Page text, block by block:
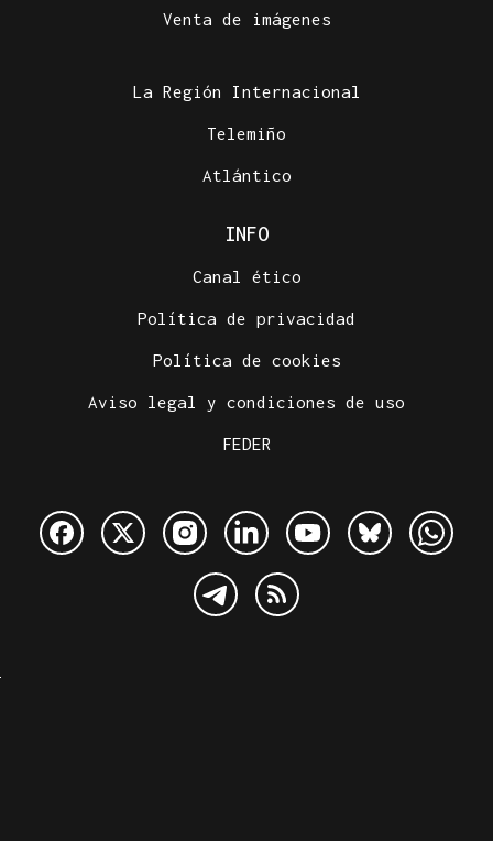
Venta de imágenes
La Región Internacional
Telemiño
Atlántico
INFO
Canal ético
Política de privacidad
Política de cookies
Aviso legal y condiciones de uso
FEDER